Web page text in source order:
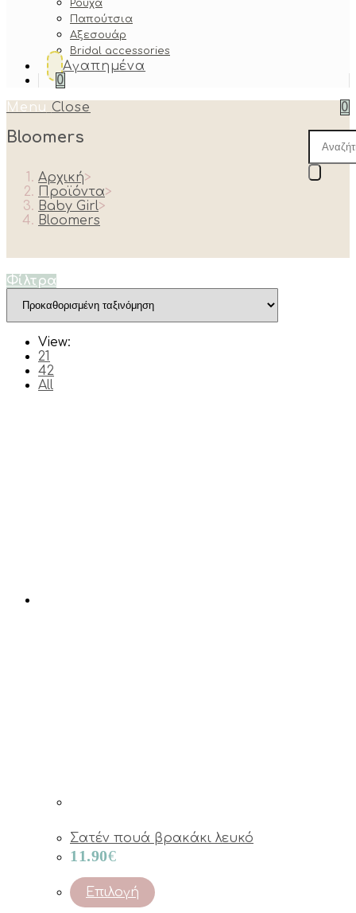
Ρούχα
Παπούτσια
Αξεσουάρ
Bridal accessories
Αγαπημένα
0
0
Menu Close
search
Bloomers
Αρχική>
Προϊόντα>
Baby Girl>
Bloomers
Φίλτρα
View:
21
42
All
Σατέν πουά βρακάκι λευκό
11.90€
Επιλογή
This